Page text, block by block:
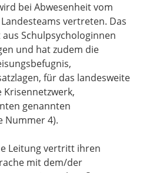
bei Abwesenheit vom
vertreten. Das
Schulpsychologinnen
und hat zudem die
für das landesweite
Krisennetzwerk,
genannten
Nummer 4).
Leitung vertritt ihren
mit dem/der